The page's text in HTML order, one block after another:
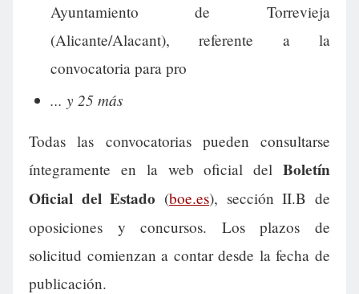
Ayuntamiento de Torrevieja
(Alicante/Alacant), referente a la
convocatoria para pro
... y 25 más
Todas las convocatorias pueden consultarse
íntegramente en la web oficial del Boletín
Oficial del Estado (boe.es), sección II.B de
oposiciones y concursos. Los plazos de
solicitud comienzan a contar desde la fecha de
publicación.